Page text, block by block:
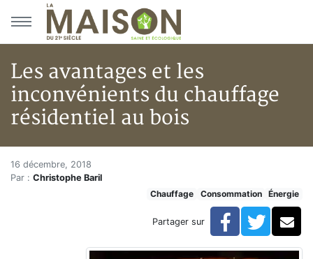
Aller au menu principal
Aller au contenu principal
Les avantages et les
inconvénients du chauffage
résidentiel au bois
Accueil
Articles
Les avantages et les inconvénients du chauffage
Les avantages et les
16 décembre, 2018
Par : Christophe Baril
Chauffage
Consommation Énergie
Partager sur Facebook